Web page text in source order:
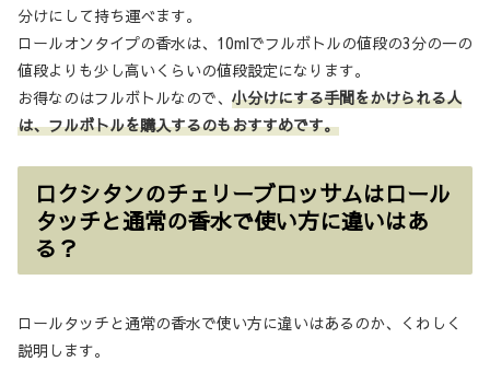
分けにして持ち運べます。
ロールオンタイプの香水は、10mlでフルボトルの値段の3分の一の
値段よりも少し高いくらいの値段設定になります。
お得なのはフルボトルなので、 小分けにする手間をかけられる人
は、フルボトルを購入するのもおすすめです。
ロクシタンのチェリーブロッサムはロール
タッチと通常の香水で使い方に違いはあ
る？
ロールタッチと通常の香水で使い方に違いはあるのか、くわしく
説明します。